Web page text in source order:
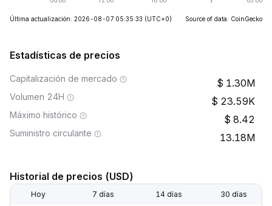
Última actualización: 2026-08-07 05:35:33 (UTC+0) Source of data: CoinGecko
Estadísticas de precios
Capitalización de mercado 1.30M
Volumen 24H 23.59K
Máximo histórico 8.42
Suministro circulante 13.18M
Historial de precios (USD)
Hoy 7 días 14 días 30 días